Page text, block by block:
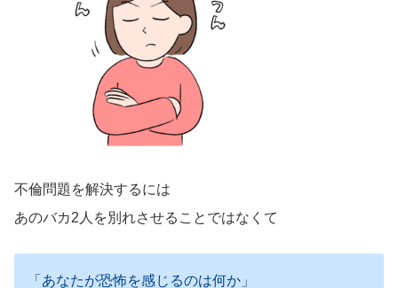
不倫問題を解決するには
あのバカ2人を別れさせることではなくて
「あなたが恐怖を感じるのは何か」